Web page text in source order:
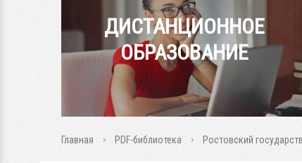
ДИСТАНЦИОННОЕ
ОБРАЗОВАНИЕ
Главная PDF-библиотека Ростовский